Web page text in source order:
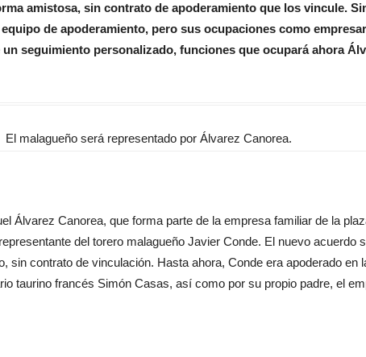
amistosa, sin contrato de apoderamiento que los vincule.
de apoderamiento, pero sus ocupaciones como
seguimiento personalizado, funciones que ocupará ahora
El malagueño será representado por Álvarez Canorea.
Álvarez Canorea, que forma parte de la empresa familiar de la
del torero malagueño Javier Conde. El nuevo acuerdo
sin contrato de vinculación. Hasta ahora, Conde era apoderado en
taurino francés Simón Casas, así como por su propio padre, el